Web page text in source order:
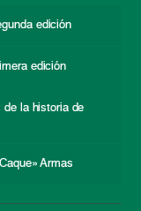
edición
edición
de la historia de
Armas